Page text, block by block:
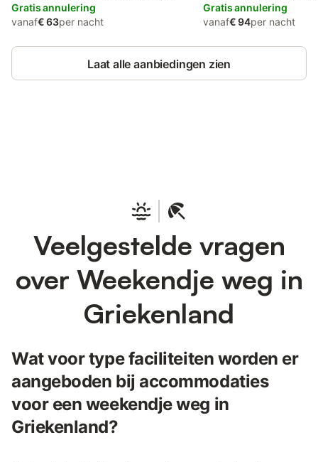
Uitzicht
Gratis annulering
vanaf€ 63per nacht
well as Tuin and Uitzicht
Gratis annulering
vanaf€ 94per nacht
Laat alle aanbiedingen zien
Veelgestelde vragen
over Weekendje weg in
Griekenland
Wat voor type faciliteiten worden er
aangeboden bij accommodaties
voor een weekendje weg in
Griekenland?